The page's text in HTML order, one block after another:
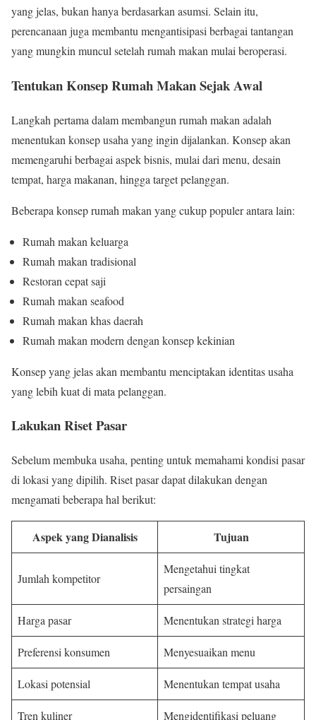
yang jelas, bukan hanya berdasarkan asumsi. Selain itu,
perencanaan juga membantu mengantisipasi berbagai tantangan
yang mungkin muncul setelah rumah makan mulai beroperasi.
Tentukan Konsep Rumah Makan Sejak Awal
Langkah pertama dalam membangun rumah makan adalah
menentukan konsep usaha yang ingin dijalankan. Konsep akan
memengaruhi berbagai aspek bisnis, mulai dari menu, desain
tempat, harga makanan, hingga target pelanggan.
Beberapa konsep rumah makan yang cukup populer antara lain:
Rumah makan keluarga
Rumah makan tradisional
Restoran cepat saji
Rumah makan seafood
Rumah makan khas daerah
Rumah makan modern dengan konsep kekinian
Konsep yang jelas akan membantu menciptakan identitas usaha
yang lebih kuat di mata pelanggan.
Lakukan Riset Pasar
Sebelum membuka usaha, penting untuk memahami kondisi pasar
di lokasi yang dipilih. Riset pasar dapat dilakukan dengan
mengamati beberapa hal berikut:
Aspek yang Dianalisis Tujuan
Jumlah kompetitor
Mengetahui tingkat
persaingan
Harga pasar Menentukan strategi harga
Preferensi konsumen Menyesuaikan menu
Lokasi potensial Menentukan tempat usaha
Tren kuliner Mengidentifikasi peluang